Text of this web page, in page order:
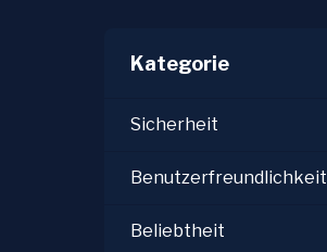
Kategorie
Sicherheit
Benutzerfreundlichkeit
Beliebtheit